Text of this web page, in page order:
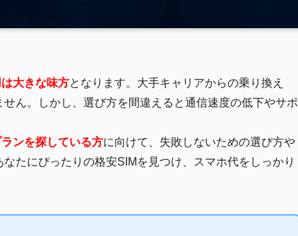
大きな味方となります。大手キャリアからの乗り換え
ん。しかし、選び方を間違えると通信速度の低下やサポ
ンを探している方に向けて、失敗しないための選び方や
たにぴったりの格安SIMを見つけ、スマホ代をしっかり